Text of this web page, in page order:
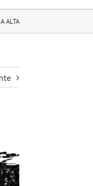
ALTA